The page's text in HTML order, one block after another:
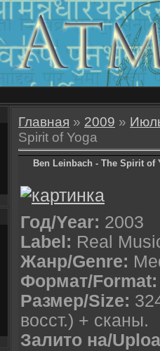
Главная » 2009 »
Spirit of Yoga
Ben Leinbach - The Spirit of
Год/Year: 2003
Label: Real
Жанр/Genre:
Формат/Format:
Размер/Size:
восст.) + сканы.
Залито на/